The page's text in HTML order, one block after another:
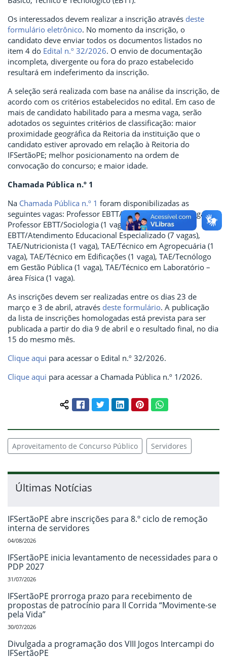
Os interessados devem realizar a inscrição através deste
formulário eletrônico. No momento da inscrição, o
candidato deve enviar todos os documentos listados no
item 4 do Edital n.º 32/2026. O envio de documentação
incompleta, divergente ou fora do prazo estabelecido
resultará em indeferimento da inscrição.
A seleção será realizada com base na análise da inscrição, de
acordo com os critérios estabelecidos no edital. Em caso de
mais de candidato habilitado para a mesma vaga, serão
adotados os seguintes critérios de classificação: maior
proximidade geográfica da Reitoria da instituição que o
candidato estiver aprovado em relação à Reitoria do
IFSertãoPE; melhor posicionamento na ordem de
convocação do concurso; e maior idade.
Chamada Pública n.º 1
Na Chamada Pública n.º 1 foram disponibilizadas as
seguintes vagas: Professor EBTT/Engenharia Civil (3 vagas),
Professor EBTT/Sociologia (1 vaga), Professor
EBTT/Atendimento Educacional Especializado (7 vagas),
TAE/Nutricionista (1 vaga), TAE/Técnico em Agropecuária (1
vaga), TAE/Técnico em Edificações (1 vaga), TAE/Tecnólogo
em Gestão Pública (1 vaga), TAE/Técnico em Laboratório –
área Física (1 vaga).
As inscrições devem ser realizadas entre os dias 23 de
março e 3 de abril, através deste formulário. A publicação
da lista de inscrições homologadas está prevista para ser
publicada a partir do dia 9 de abril e o resultado final, no dia
15 do mesmo mês.
Clique aqui para acessar o Edital n.º 32/2026.
Clique aqui para acessar a Chamada Pública n.º 1/2026.
Compartilhar conteúdo:
FacebookTwitterLinkedInPinterestWhatsApp
Aproveitamento de Concurso Público Servidores
Últimas Notícias
IFSertãoPE abre inscrições para 8.º ciclo de remoção
interna de servidores
04/08/2026
IFSertãoPE inicia levantamento de necessidades para o
PDP 2027
31/07/2026
IFSertãoPE prorroga prazo para recebimento de
propostas de patrocínio para II Corrida “Movimente-se
pela Vida”
30/07/2026
Divulgada a programação dos VIII Jogos Intercampi do
IFSertãoPE